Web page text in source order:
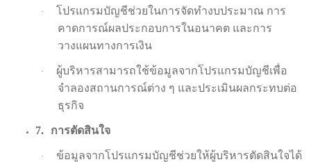
·
โปรแกรมบัญชีช่วยในการจัดทำงบประมาณ การ
คาดการณ์ผลประกอบการในอนาคต และการ
วางแผนทางการเงิน
·
ผู้บริหารสามารถใช้ข้อมูลจากโปรแกรมบัญชีเพื่อ
จำลองสถานการณ์ต่าง ๆ และประเมินผลกระทบต่อ
ธุรกิจ
7. การตัดสินใจ
·
ข้อมูลจากโปรแกรมบัญชีช่วยให้ผู้บริหารตัดสินใจได้